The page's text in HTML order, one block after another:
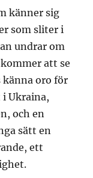
känner sig
som sliter i
undrar om
att se
oro för
Ukraina,
och en
sätt en
ett